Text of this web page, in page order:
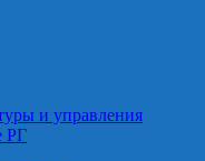
и управления
РГ